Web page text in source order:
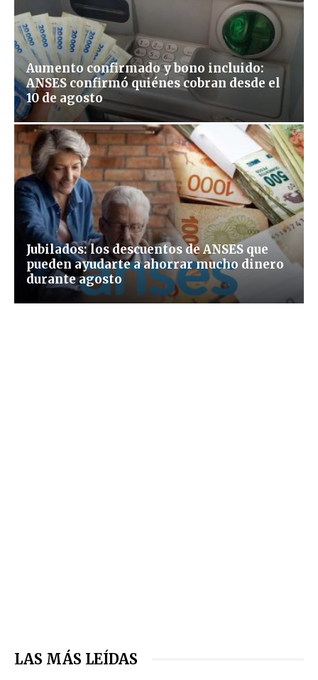
Aumento confirmado y bono incluido:
ANSES confirmó quiénes cobran desde el
10 de agosto
Jubilados: los descuentos de ANSES que
pueden ayudarte a ahorrar mucho dinero
durante agosto
LAS MÁS LEÍDAS